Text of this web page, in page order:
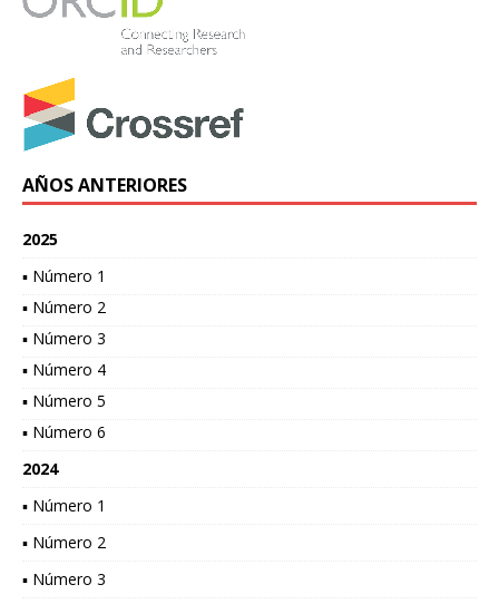
AÑOS ANTERIORES
2025
▪ Número 1
▪ Número 2
▪ Número 3
▪ Número 4
▪ Número 5
▪ Número 6
2024
▪ Número 1
▪ Número 2
▪ Número 3